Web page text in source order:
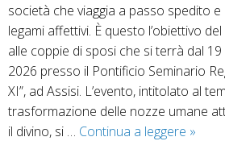
società che viaggia a passo spedito
legami affettivi. È questo l’obiettivo
alle coppie di sposi che si terrà dal 19
2026 presso il Pontificio Seminario
XI”, ad Assisi. L’evento, intitolato al
trasformazione delle nozze umane
il divino, si … Continua a leggere La
»